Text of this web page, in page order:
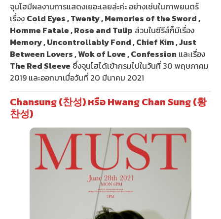
จุนโฮมีผลงานการแสดงเยอะเลยล่ะค่ะ อย่างเช่นในภาพยนตร์
เรื่อง Cold Eyes , Twenty , Memories of the Sword ,
Homme Fatale , Rose and Tulip ส่วนในซีรีส์ก็มีเรื่อง
Memory , Uncontrollably Fond , Chief Kim , Just
Between Lovers , Wok of Love , Confession และเรื่อง
The Red Sleeve ซึ่งจุนโฮได้เข้ากรมไปในวันที่ 30 พฤษภาคม
2019 และออกมาเมื่อวันที่ 20 มีนาคม 2021
Chansung (찬성) หรือ Hwang Chan Sung (황
찬성)